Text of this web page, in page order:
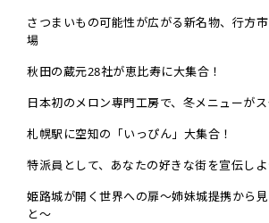
さつまいもの可能性が広がる新名物、行方
場
秋田の蔵元28社が恵比寿に大集合！
日本初のメロン専門工房で、冬メニューがス
札幌駅に空知の「いっぴん」大集合！
特派員として、あなたの好きな街を宣伝しよ
姫路城が開く世界への扉～姉妹城提携から
と～